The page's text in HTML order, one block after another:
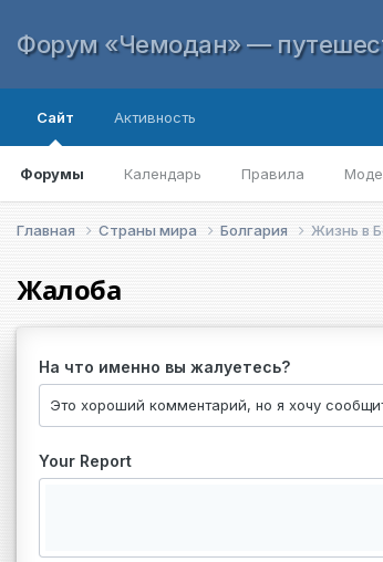
Форум «Чемодан» —
Сайт
Форумы Календарь Правила
Активность
Главная Страны мира Болгария Жизнь в
Жалоба
На что именно вы жалуетесь?
Your Report